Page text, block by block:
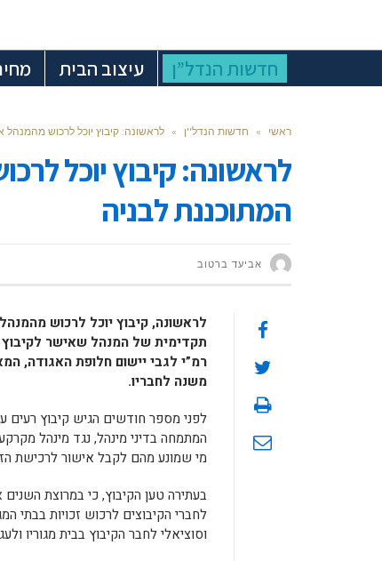
חדשות הנדל”ן עיצוב הבית
ראשי » חדשות הנדל''ן » לראשונה: קיבוץ יוכל לרכוש מהמנהל
לראשונה: קיבוץ יוכל
המתוכננת לבניה
אביעד ברטוב
לראשונה, קיבוץ יוכל לרכוש
תקדימית של המנהל שאישר לקיבוץ
רמ”י לגבי יישום חלופת האגודה,
משנה לחבריו.
לפני מספר חודשים הגיש קיבוץ רעים
המתמחה בדיני מינהל, נגד מינהל
מי שמונע מהם לקבל אישור לרכישת
בעתירה טען הקיבוץ, כי במרוצת
לחברי הקיבוצים לרכוש זכויות בבתי
וסוציאלי לחבר הקיבוץ בבית מגוריו